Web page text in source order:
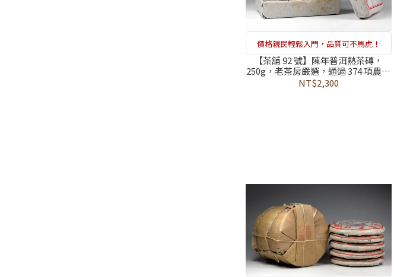
價格親民輕鬆入門，品質可不馬虎！
【茶舖 92 號】陳年普洱熟茶磚，
250g，老茶房嚴選，通過 374 項農藥
檢測合格，填補能量存款，維持健康
活力的「生命基金」
NT$2,300